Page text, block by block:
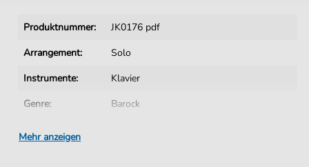
Produktnummer:
JK0176 pdf
Arrangement:
Solo
Instrumente:
Klavier
Genre:
Barock
Ära:
Mehr anzeigen